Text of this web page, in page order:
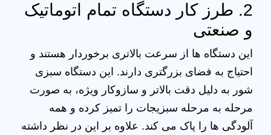
2. طرز کار دستگاه تمام اتوماتیک
و صنعتی
این دستگاه‌ ها از سرعت بالاتری برخوردار هستند و
احتیاج به فضای بزرگتری دارند. این دستگاه سبزی
شور به دلیل دقت بالاتر و سازوکار ویژه، به صورت
مرحله به مرحله سبزیجات را تمیز کرده و همه
آلودگی‌ ها را پاک می‌ کند. علاوه بر این در نظر داشته